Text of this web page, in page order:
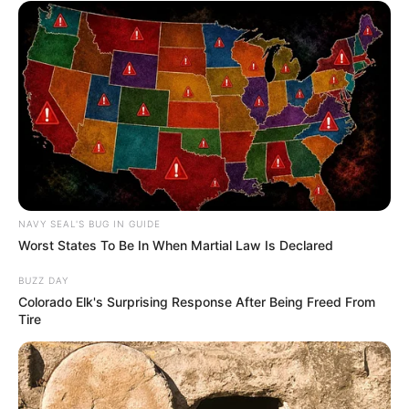
Hyena on the Keyboard
(2018), sebagai bintang tamu
Vocal War: God’s Voice (2016), sebagai bintang tamu
Same Bed, Different Dreams(2015), sebagai bintang tamu
The Return of Superman(2013), sebagai bintang tamu
Theater
Fool for Love
(2010)
A Midsummer Night’s Dream(2009)
눈을 뜨면 –OSTA Dream Comes True OST(2009)
I Love You For Sentimental Reasons
Secrets(2004)
Bei Mir Bist Du Schoen– OSTEverybody Has Secrets(2004)
NAVY SEAL'S BUG IN GUIDE
Worst States To Be In When Martial Law Is Declared
BUZZ DAY
Colorado Elk's Surprising Response After Being Freed From
Tire